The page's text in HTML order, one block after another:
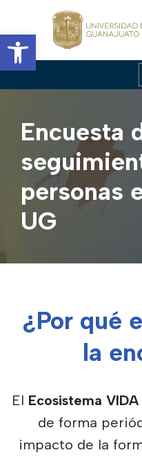
Abrir barra de herramientas
Saltar
al
contenido
Encuesta
personas
UG
¿Por qué
la
El Ecosistema VIDA
de forma
impacto de la